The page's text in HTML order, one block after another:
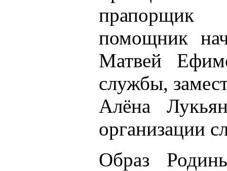
помощник
Матвей
службы,
Алёна
организации
Образ